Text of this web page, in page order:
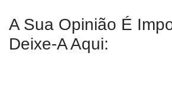
A Sua Opinião É
Deixe-A Aqui: